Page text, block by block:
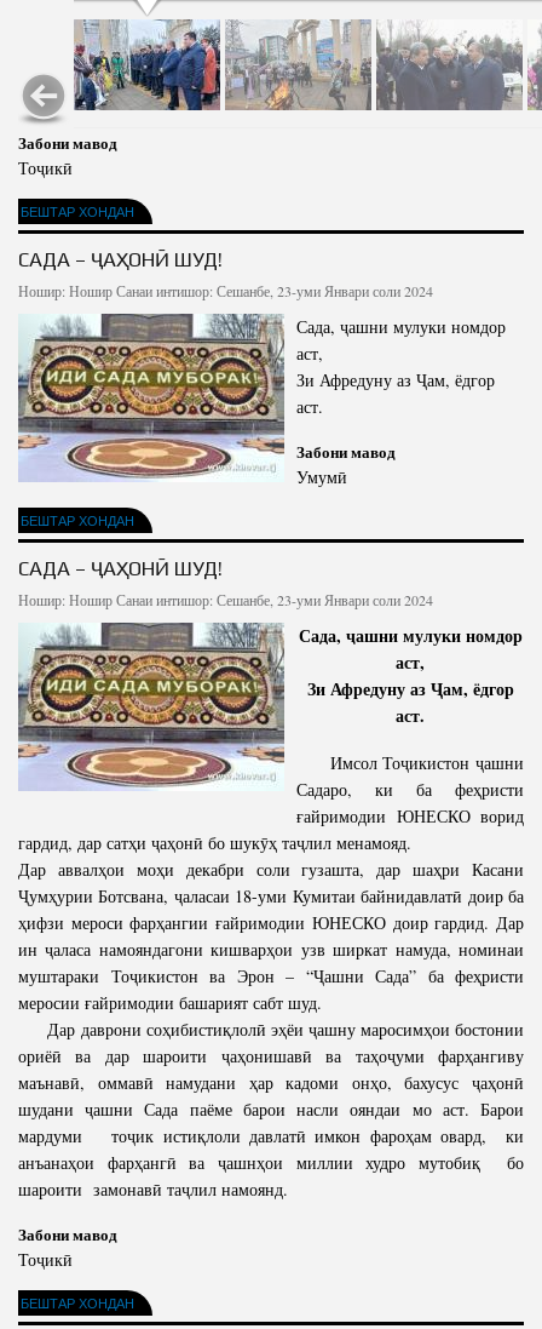
Забони мавод
Тоҷикӣ
БЕШТАР ХОНДАН
САДА – ҶАҲОНӢ ШУД!
Ношир: НоширСанаи интишор: Сешанбе, 23-уми Январи соли 2024
Сада, ҷашни мулуки номдор
аст,
Зи Афредуну аз Ҷам, ёдгор
аст.
Забони мавод
Умумӣ
БЕШТАР ХОНДАН
САДА – ҶАҲОНӢ ШУД!
Ношир: НоширСанаи интишор: Сешанбе, 23-уми Январи соли 2024
Сада, ҷашни мулуки номдор
аст,
Зи Афредуну аз Ҷам, ёдгор
аст.
Имсол Тоҷикистон ҷашни
Садаро, ки ба феҳристи
ғайримодии ЮНЕСКО ворид
гардид, дар сатҳи ҷаҳонӣ бо шукӯҳ таҷлил менамояд.
Дар аввалҳои моҳи декабри соли гузашта, дар шаҳри Касани
Ҷумҳурии Ботсвана, ҷаласаи 18-уми Кумитаи байнидавлатӣ доир ба
ҳифзи мероси фарҳангии ғайримодии ЮНЕСКО доир гардид. Дар
ин ҷаласа намояндагони кишварҳои узв ширкат намуда, номинаи
муштараки Тоҷикистон ва Эрон – “Ҷашни Сада” ба феҳристи
меросии ғайримодии башарият сабт шуд.
Дар даврони соҳибистиқлолӣ эҳёи ҷашну маросимҳои бостонии
ориёӣ ва дар шароити ҷаҳонишавӣ ва таҳоҷуми фарҳангиву
маънавӣ, оммавӣ намудани ҳар кадоми онҳо, бахусус ҷаҳонӣ
шудани ҷашни Сада паёме барои насли ояндаи мо аст. Барои
мардуми тоҷик истиқлоли давлатӣ имкон фароҳам овард, ки
анъанаҳои фарҳангӣ ва ҷашнҳои миллии худро мутобиқ бо
шароити замонавӣ таҷлил намоянд.
Забони мавод
Тоҷикӣ
БЕШТАР ХОНДАН